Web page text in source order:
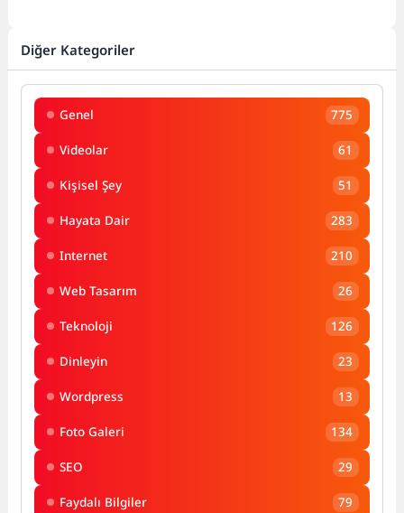
Diğer Kategoriler
Genel 775
Videolar 61
Kişisel Şey 51
Hayata Dair 283
Internet 210
Web Tasarım 26
Teknoloji 126
Dinleyin 23
Wordpress 13
Foto Galeri 134
SEO 29
Faydalı Bilgiler 79